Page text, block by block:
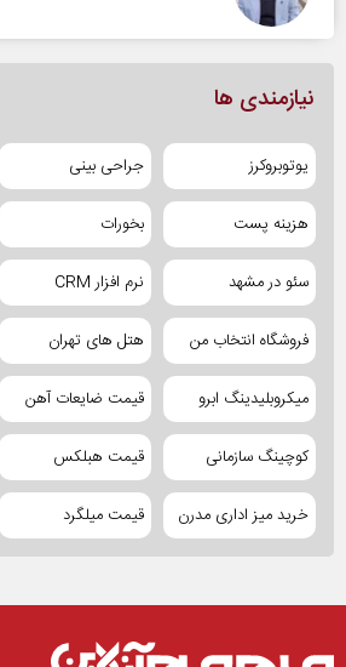
نیازمندی ها
یوتوبروکرز جراحی بینی
هزینه پست بخورات
سئو در مشهد نرم افزار CRM
فروشگاه انتخاب من هتل های تهران
میکروبلیدینگ ابرو قیمت ضایعات آهن
کوچینگ سازمانی قیمت هبلکس
خرید میز اداری مدرن قیمت میلگرد